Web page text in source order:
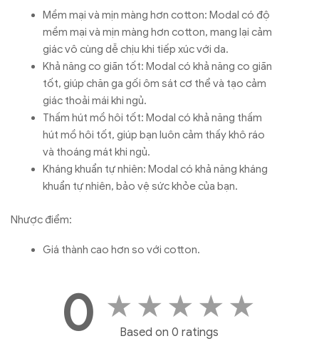
Mềm mại và mịn màng hơn cotton: Modal có độ
mềm mại và mịn màng hơn cotton, mang lại cảm
giác vô cùng dễ chịu khi tiếp xúc với da.
Khả năng co giãn tốt: Modal có khả năng co giãn
tốt, giúp chăn ga gối ôm sát cơ thể và tạo cảm
giác thoải mái khi ngủ.
Thấm hút mồ hôi tốt: Modal có khả năng thấm
hút mồ hôi tốt, giúp bạn luôn cảm thấy khô ráo
và thoáng mát khi ngủ.
Kháng khuẩn tự nhiên: Modal có khả năng kháng
khuẩn tự nhiên, bảo vệ sức khỏe của bạn.
Nhược điểm:
Giá thành cao hơn so với cotton.
0 ★ ★ ★ ★ ★
Based on 0 ratings